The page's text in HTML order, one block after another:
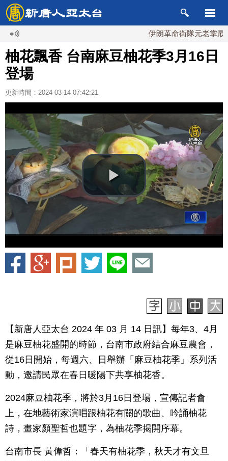
伊朗革命衛隊元老掌最高
柚花飄香 台南麻豆柚花季3月16日
登場
更新時間：2024-03-14 07:42:21
【新唐人亞太台 2024 年 03 月 14 日訊】每年3、4月
是麻豆柚花盛開的時節，台南市政府結合麻豆農會，
從16日開始，每週六、日舉辦「麻豆柚花季」系列活
動，邀請民眾在春日暖陽下共享柚花香。
2024麻豆柚花季，將於3月16日登場，宣傳記者會
上，在地藝術家演唱跟柚花有關的歌曲、吟誦柚花
詩，畫家顏聖哲也題字，為柚花季揭開序幕。
台南市長 黃偉哲：「春天有柚花季，秋天才有文旦